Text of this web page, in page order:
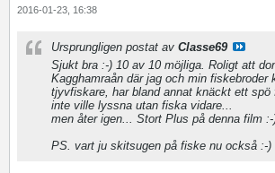
2016-01-23, 16:38
Ursprungligen postat av Classe69
Sjukt bra :-) 10 av 10 möjliga. Roligt att
Kagghamraån där jag och min fiskebroder
tjyvfiskare, har bland annat knäckt ett spö
inte ville lyssna utan fiska vidare...
men åter igen... Stort Plus på denna film :-
PS. vart ju skitsugen på fiske nu också :-)